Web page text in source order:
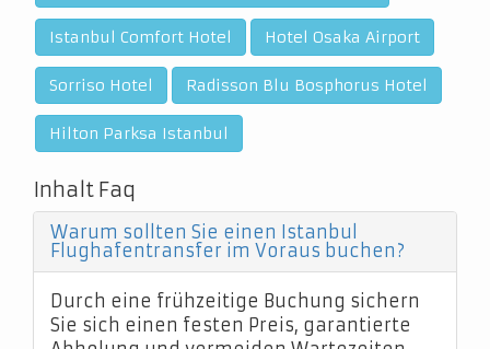
Istanbul Comfort Hotel Hotel Osaka Airport
Sorriso Hotel Radisson Blu Bosphorus Hotel
Hilton Parksa Istanbul
Inhalt Faq
Warum sollten Sie einen Istanbul
Flughafentransfer im Voraus buchen?
Durch eine frühzeitige Buchung sichern
Sie sich einen festen Preis, garantierte